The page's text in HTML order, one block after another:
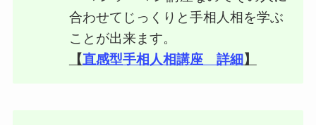
合わせてじっくりと手相人相を学ぶ
ことが出来ます。
【直感型手相人相講座 詳細 】